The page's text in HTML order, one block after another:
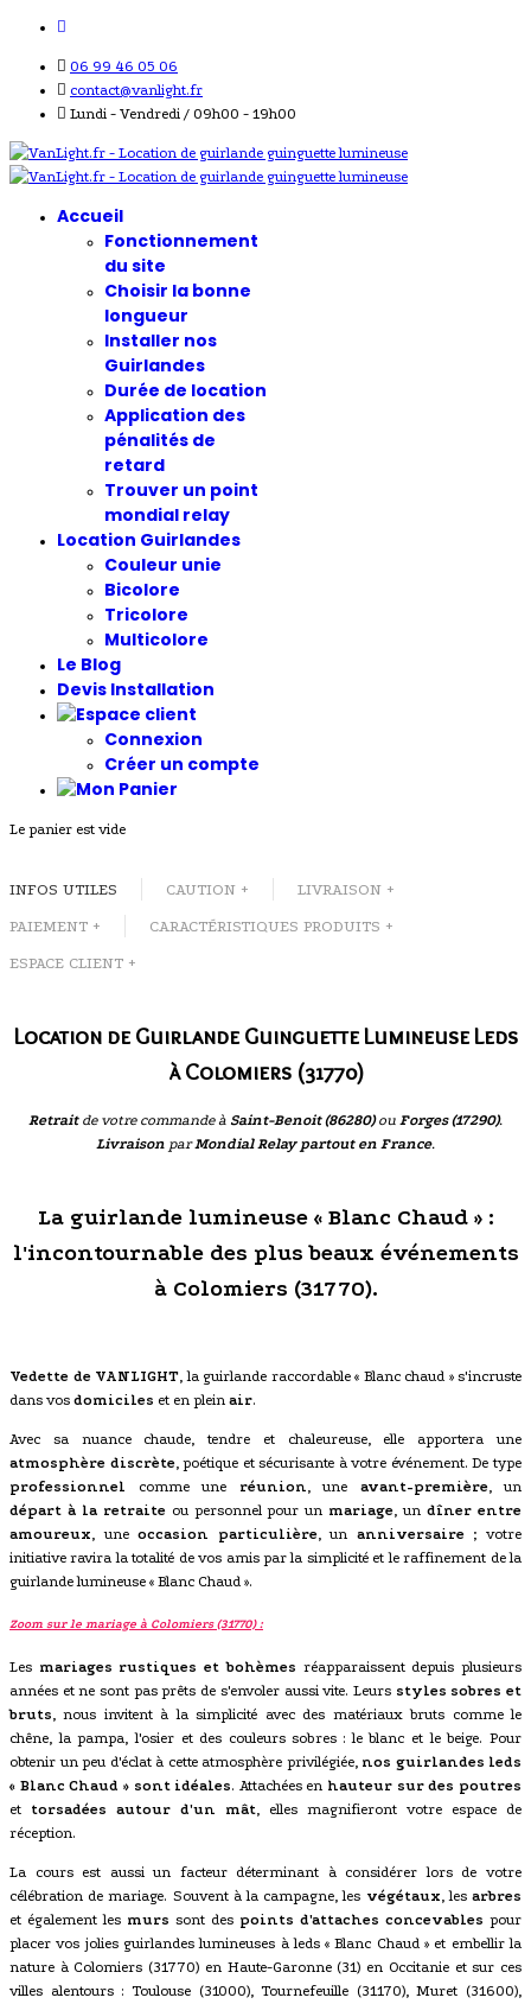
06 99 46 05 06
contact@vanlight.fr
Lundi - Vendredi / 09h00 - 19h00
Accueil
Fonctionnement
du site
Choisir la bonne
longueur
Installer nos
Guirlandes
Durée de location
Application des
pénalités de
retard
Trouver un point
mondial relay
Location Guirlandes
Couleur unie
Bicolore
Tricolore
Multicolore
Le Blog
Devis Installation
Connexion
Créer un compte
Le panier est vide
INFOS UTILES CAUTION + LIVRAISON +
PAIEMENT + CARACTÉRISTIQUES PRODUITS +
ESPACE CLIENT +
Location de Guirlande Guinguette Lumineuse Leds
à Colomiers (31770)
Retraitde votre commande à Saint-Benoit (86280)ou Forges (17290).
Livraison parMondial Relay partout en France.
La guirlande lumineuse « Blanc Chaud » :
l'incontournable des plus beaux événements
à Colomiers (31770).
Vedette de VANLIGHT , la guirlande raccordable « Blanc chaud » s'incruste
dans vos domiciles et en plein air.
Avec sa nuance chaude, tendre et chaleureuse, elle apportera une
atmosphère discrète, poétique et sécurisante à votre événement. De type
professionnel comme une réunion , une avant-première, un
départ à la retraiteou personnel pour un mariage , undîner entre
amoureux , uneoccasion particulière, un anniversaire; votre
initiative ravira la totalité de vos amis par la simplicité et le raffinement de la
guirlande lumineuse « Blanc Chaud ».
Zoom sur le mariage à Colomiers (31770) :
Les mariages rustiques et bohèmes réapparaissent depuis plusieurs
années et ne sont pas prêts de s'envoler aussi vite. Leurs styles sobres et
bruts , nous invitent à la simplicité avec des matériaux bruts comme le
chêne, la pampa, l'osier et des couleurs sobres : le blanc et le beige. Pour
obtenir un peu d'éclat à cette atmosphère privilégiée, nos guirlandes leds
« Blanc Chaud » sont idéales. Attachées en hauteur sur des poutres
et torsadées autour d'un mât , elles magnifieront votre espace de
réception.
La cours est aussi un facteur déterminant à considérer lors de votre
célébration de mariage. Souvent à la campagne, les végétaux , lesarbres
et également les murs sont des points d'attaches concevables pour
placer vos jolies guirlandes lumineuses à leds « Blanc Chaud » et embellir la
nature à Colomiers (31770) en Haute-Garonne (31) en Occitanie et sur ces
villes alentours : Toulouse (31000), Tournefeuille (31170), Muret (31600),